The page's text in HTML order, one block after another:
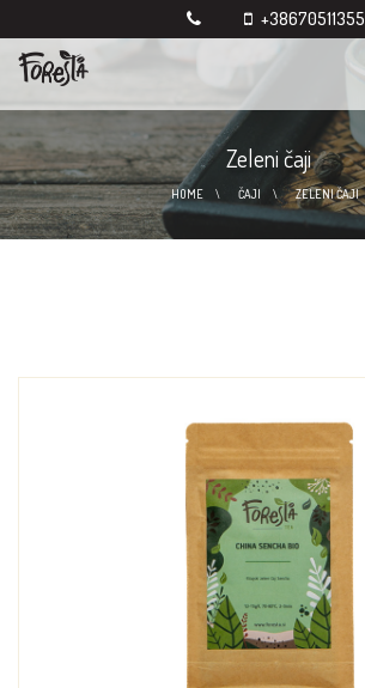
+38670511355
Zeleni čaji
HOME ČAJI ZELENI ČAJI